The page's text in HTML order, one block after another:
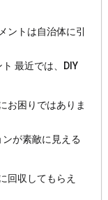
ントは自治体に引
最近では、DIY
お困りではありま
が素敵に見える
回収してもらえ